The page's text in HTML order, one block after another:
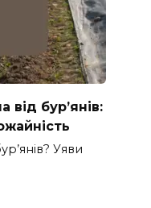
від бур’янів:
Уяви